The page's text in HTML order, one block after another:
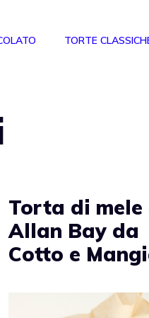
TORTE
Torta di mele
Allan Bay da
Cotto e